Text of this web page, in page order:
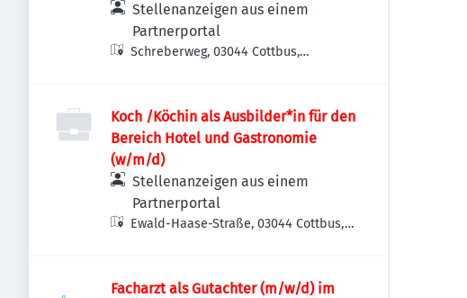
Stellenanzeigen aus einem
Partnerportal
Schreberweg, 03044 Cottbus,
Koch /Köchin als Ausbilder*in für den
Bereich Hotel und Gastronomie
(w/m/d)
Stellenanzeigen aus einem
Partnerportal
Ewald-Haase-Straße, 03044 Cottbus,
Facharzt als Gutachter (m/w/d) im